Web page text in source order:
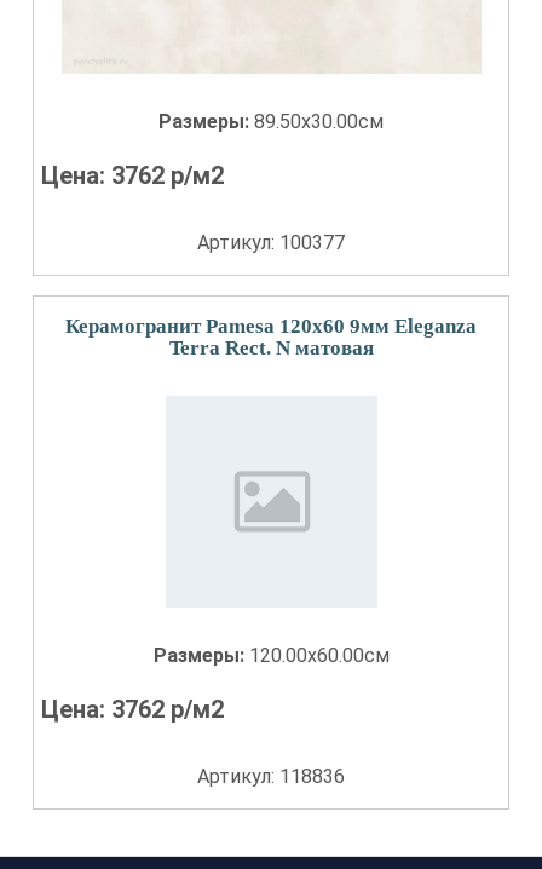
Размеры: 89.50x30.00см
Цена: 3762 р/м2
Артикул: 100377
Керамогранит Pamesa 120x60 9мм Eleganza
Terra Rect. N матовая
Размеры: 120.00x60.00см
Цена: 3762 р/м2
Артикул: 118836